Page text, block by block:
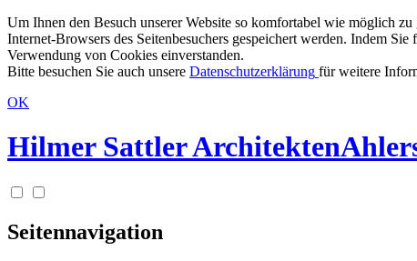
Um Ihnen den Besuch unserer Website so komfortabel wie möglich
Internet-Browsers des Seitenbesuchers gespeichert werden. Indem
Verwendung von Cookies einverstanden.
Bitte besuchen Sie auch unsere Datenschutzerklärung für weitere
OK
Hilmer Sattler Architekten
Seitennavigation